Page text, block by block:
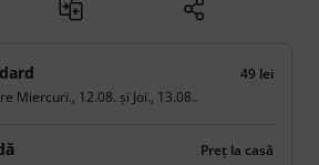
49 lei
Miercuri., 12.08. și Joi., 13.08..
Preț la casă